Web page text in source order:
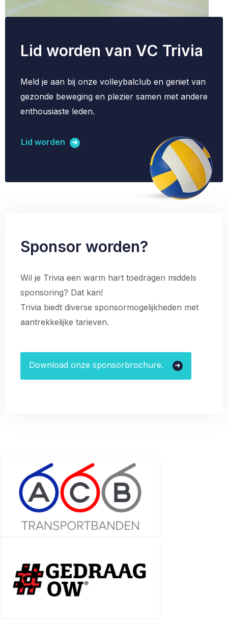
Lid worden van VC Trivia
Meld je aan bij onze volleybalclub en geniet van
gezonde beweging en plezier samen met andere
enthousiaste leden.
Lid worden
Sponsor worden?
Wil je Trivia een warm hart toedragen middels
sponsoring? Dat kan!
Trivia biedt diverse sponsormogelijkheden met
aantrekkelijke tarieven.
Download onze sponsorbrochure.